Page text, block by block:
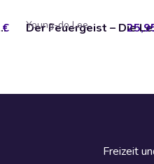
vom Tränenvogel 1 Der
Young-do Lee
Freizeit